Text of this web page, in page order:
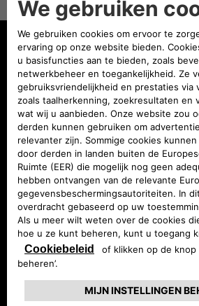
Download het officiële
Het instructieboekje van uw auto is
als PDF-bestand beschikbaar.
het hier, zodat u het altijd op uw
computer, smartphone en tablet bij
hand hebt!
GA NAAR WEBSITE